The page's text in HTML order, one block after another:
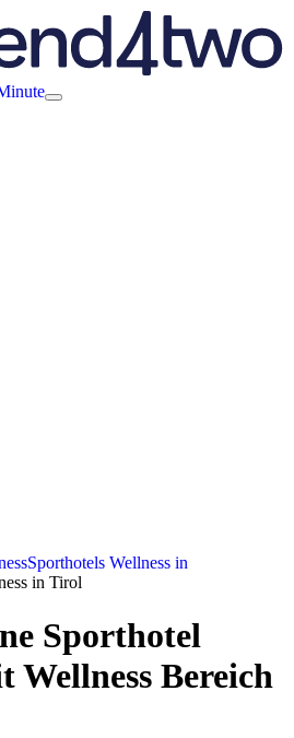
Sporthotels Wellness in
in Tirol
Sporthotel
Wellness Bereich